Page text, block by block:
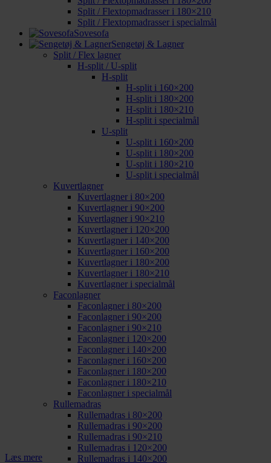
Læs mere
Split / Flextopmadrasser i 180×210
Split / Flextopmadrasser i specialmål
Sovesofa
Sengetøj & Lagner
Split / Flex lagner
H-split / U-split
H-split
H-split i 160×200
H-split i 180×200
H-split i 180×210
H-split i specialmål
U-split
U-split i 160×200
U-split i 180×200
U-split i 180×210
U-split i specialmål
Kuvertlagner
Kuvertlagner i 80×200
Kuvertlagner i 90×200
Kuvertlagner i 90×210
Kuvertlagner i 120×200
Kuvertlagner i 140×200
Kuvertlagner i 160×200
Kuvertlagner i 180×200
Kuvertlagner i 180×210
Kuvertlagner i specialmål
Faconlagner
Faconlagner i 80×200
Faconlagner i 90×200
Faconlagner i 90×210
Faconlagner i 120×200
Faconlagner i 140×200
Faconlagner i 160×200
Faconlagner i 180×200
Faconlagner i 180×210
Faconlagner i specialmål
Rullemadras
Rullemadras i 80×200
Rullemadras i 90×200
Rullemadras i 90×210
Rullemadras i 120×200
Rullemadras i 140×200